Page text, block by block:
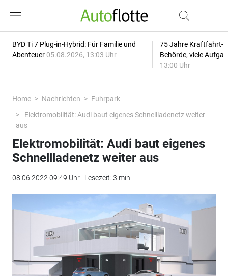
BYD Ti 7 Plug-in-Hybrid: Für Familie und
Abenteuer 05.08.2026, 13:03 Uhr
75 Jahre Kraftfahrt-
Behörde, viele
13:00 Uhr
Home Nachrichten
Fuhrpark
Elektromobilität: Audi baut eigenes Schnellladenetz weiter
aus
Elektromobilität: Audi baut eigenes
Schnellladenetz weiter aus
08.06.2022 09:49 Uhr | Lesezeit: 3 min